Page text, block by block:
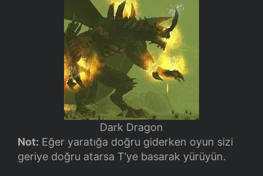
Dark Dragon
Not: Eğer yaratığa doğru giderken oyun sizi
geriye doğru atarsa T’ye basarak yürüyün.